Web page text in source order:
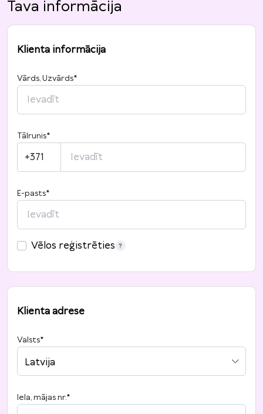
Tava informācija
Klienta informācija
Vārds, Uzvārds*
Tālrunis*
+371
E-pasts*
Vēlos reģistrēties
Klienta adrese
Valsts*
Latvija
Iela, mājas nr.*